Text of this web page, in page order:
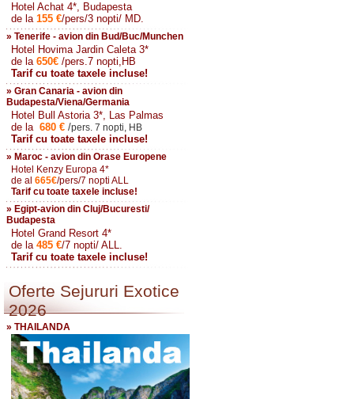
Hotel Achat 4*, Budapesta
de la 155 €/pers/3 nopti/ MD.
» Tenerife - avion din Bud/Buc/Munchen
Hotel Hovima Jardin Caleta 3*
de la 650€ /pers.7 nopti,HB
Tarif cu toate taxele incluse!
» Gran Canaria - avion din
Budapesta/Viena/Germania
Hotel Bull Astoria 3*, Las Palmas
de la 680 € /pers. 7 nopti, HB
Tarif cu toate taxele incluse!
» Maroc - avion din Orase Europene
Hotel Kenzy Europa 4*
de al 665€/pers/7 nopti ALL
Tarif cu toate taxele incluse!
» Egipt-avion din Cluj/Bucuresti/
Budapesta
Hotel Grand Resort 4*
de la485 €/7 nopti/ ALL.
Tarif cu toate taxele incluse!
Oferte Sejururi Exotice
2026
» THAILANDA